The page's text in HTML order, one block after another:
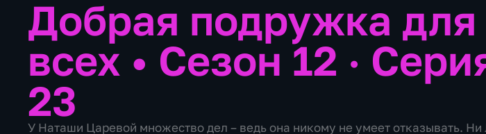
Добрая подружка для
всех • Сезон 12 ·
23
У Наташи Царевой множество дел – ведь она никому не умеет отказывать. Ни